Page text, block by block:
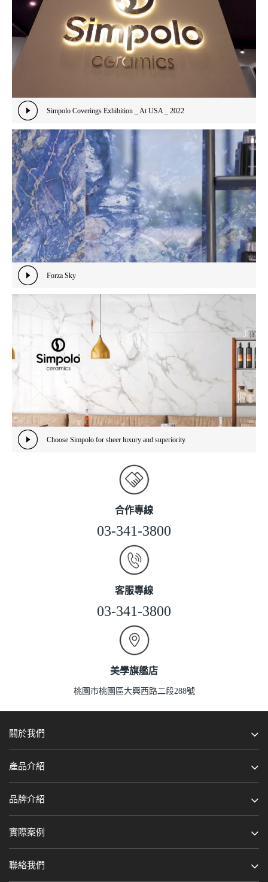
Simpolo Coverings Exhibition _ At USA _ 2022
Forza Sky
Choose Simpolo for sheer luxury and superiority.
合作專線
03-341-3800
客服專線
03-341-3800
美學旗艦店
桃園市桃園區大興西路二段288號
關於我們
產品介紹
品牌介紹
實際案例
聯絡我們